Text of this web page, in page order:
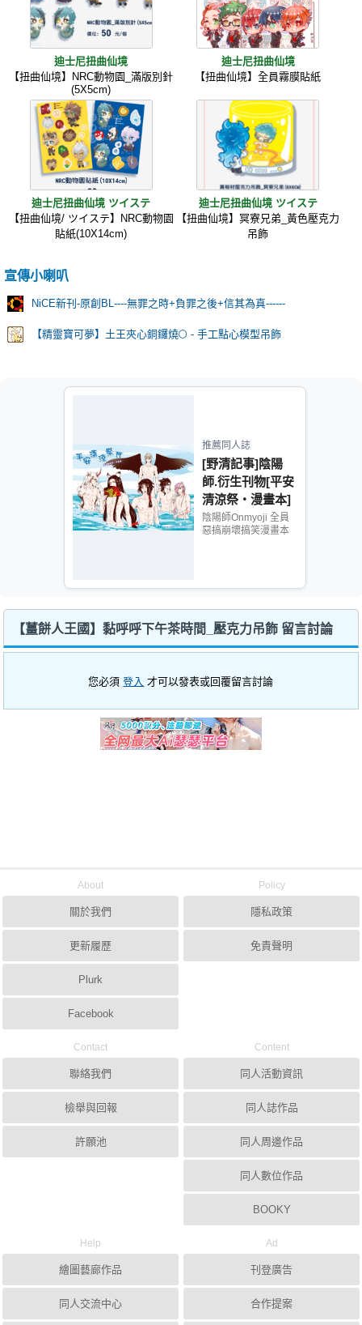
迪士尼扭曲仙境
【扭曲仙境】NRC動物園_滿版別針
(5X5cm)
迪士尼扭曲仙境
【扭曲仙境】全員霧膜貼紙
迪士尼扭曲仙境 ツイステ
【扭曲仙境/ ツイステ】NRC動物園
貼紙(10X14cm)
迪士尼扭曲仙境 ツイステ
【扭曲仙境】冥寮兄弟_黃色壓克力
吊飾
宣傳小喇叭
NiCE新刊-原創BL----無罪之時+負罪之後+信其為真------
【精靈寶可夢】土王夾心銅鑼燒🌕 - 手工點心模型吊飾
推薦同人誌
[野清記事]陰陽
師.衍生刊物[平安
清涼祭‧漫畫本]
陰陽師Onmyoji 全員
惡搞崩壞搞笑漫畫本
【薑餅人王國】黏呼呼下午茶時間_壓克力吊飾 留言討論
您必須登入 才可以發表或回覆留言討論
About
關於我們
更新履歷
Plurk
Facebook
Policy
隱私政策
免責聲明
Contact
聯絡我們
檢舉與回報
許願池
Content
同人活動資訊
同人誌作品
同人周邊作品
同人數位作品
BOOKY
Help
繪圖藝廊作品
同人交流中心
Ad
刊登廣告
合作提案